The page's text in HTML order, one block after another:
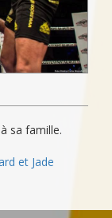
sa famille.
et Jade